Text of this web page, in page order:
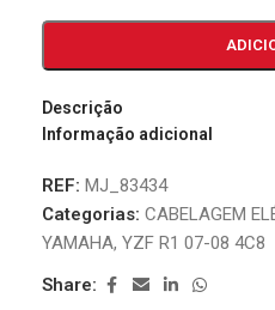
Descrição
Informação adicional
REF: MJ_83434
Categorias: CABELAGEM
YAMAHA, YZF R1 07-08 4C8
Share: